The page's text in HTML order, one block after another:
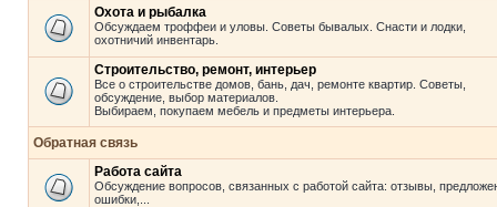
Охота и рыбалка
Обсуждаем троффеи и уловы. Советы бывалых. Снасти и лодки,
охотничий инвентарь.
Строительство, ремонт, интерьер
Все о строительстве домов, бань, дач, ремонте квартир. Советы,
обсуждение, выбор материалов.
Выбираем, покупаем мебель и предметы интерьера.
Обратная связь
Работа сайта
Обсуждение вопросов, связанных с работой сайта: отзывы,
ошибки,...